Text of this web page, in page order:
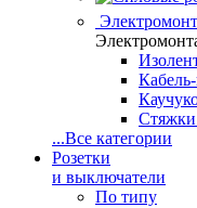
Стяжки
...Все категории
Розетки
и выключатели
По типу